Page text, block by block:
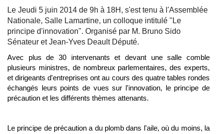
Le Jeudi 5 juin 2014 de 9h à 18H, s'est tenu à l'Assemblée
Nationale, Salle Lamartine, un colloque intitulé "Le
principe d'innovation". Organisé par M. Bruno Sido
Sénateur et Jean-Yves Deault Député.
Avec plus de 30 intervenants et devant une salle comble
plusieurs ministres, de nombreux parlementaires, des experts,
et dirigeants d'entreprises ont au cours des quatre tables rondes
échangés leurs points de vues sur l'innovation, le principe de
précaution et les différents thèmes attenants.
Le principe de précaution a du plomb dans l'aile, où du moins, la